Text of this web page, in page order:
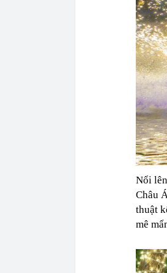
Nổi
Châu
thuật
mê